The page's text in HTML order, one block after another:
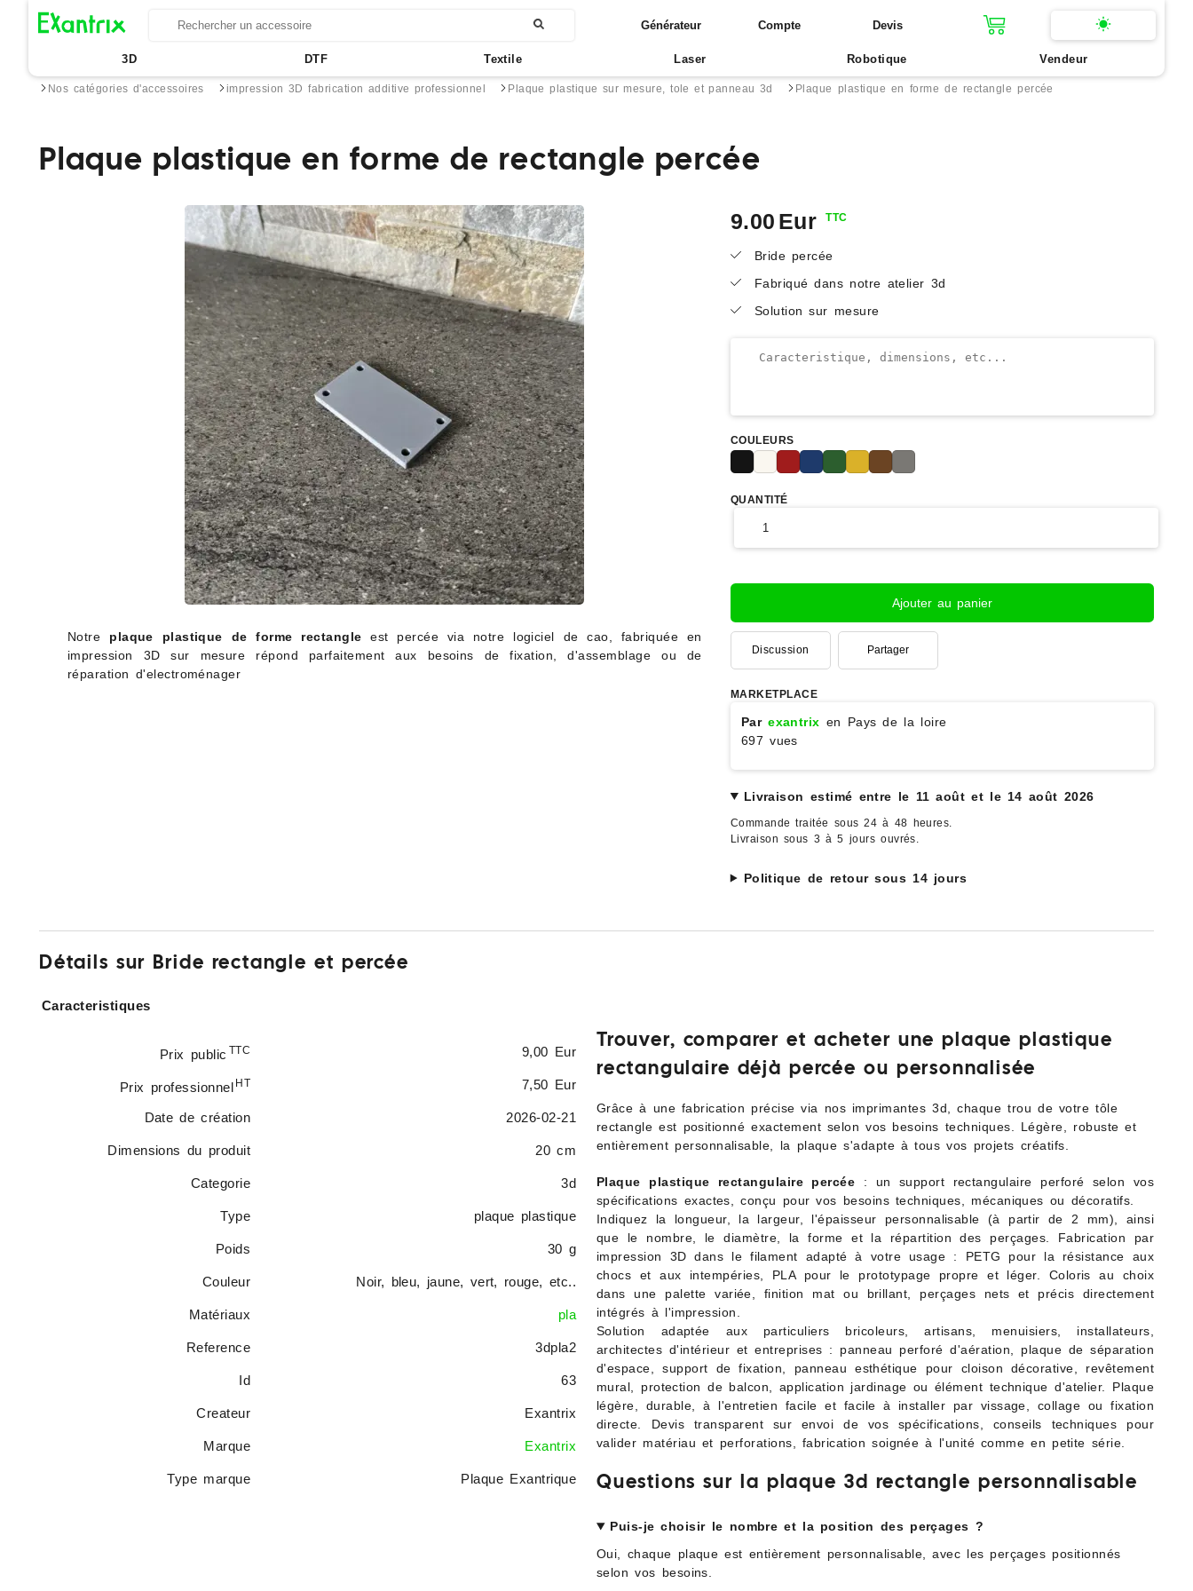
Générateur Compte Devis
3D DTF Textile Laser Robotique Vendeur
Nos catégories d'accessoires impression 3D fabrication additive professionnel Plaque plastique sur mesure, tole et panneau 3d Plaque plastique en forme de rectangle percée
Plaque plastique en forme de rectangle percée
Notre plaque plastique de forme rectangle est percée via notre logiciel de cao, fabriquée en
impression 3D sur mesure répond parfaitement aux besoins de fixation, d'assemblage ou de
réparation d'electroménager
9.00 Eur TTC
Bride percée
Fabriqué dans notre atelier 3d
Solution sur mesure
COULEURS
QUANTITÉ
Ajouter au panier
Discussion Partager
MARKETPLACE
Parexantrix en Pays de la loire
697 vues
Livraison estimé entre le 11 août et le 14 août 2026
Commande traitée sous 24 à 48 heures.
Livraison sous 3 à 5 jours ouvrés.
Politique de retour sous 14 jours
Détails sur Bride rectangle et percée
Caracteristiques
Prix public TTC 9,00 Eur
Prix professionnel HT 7,50 Eur
Date de création 2026-02-21
Dimensions du produit 20 cm
Categorie 3d
Type plaque plastique
Poids 30 g
Couleur Noir, bleu, jaune, vert, rouge, etc..
Matériaux pla
Reference 3dpla2
Id 63
Createur Exantrix
Marque Exantrix
Type marque Plaque Exantrique
Trouver, comparer et acheter une plaque plastique
rectangulaire déjà percée ou personnalisée
Grâce à une fabrication précise via nos imprimantes 3d, chaque trou de votre tôle
rectangle est positionné exactement selon vos besoins techniques. Légère, robuste et
entièrement personnalisable, la plaque s'adapte à tous vos projets créatifs.
Plaque plastique rectangulaire percée : un support rectangulaire perforé selon vos
spécifications exactes, conçu pour vos besoins techniques, mécaniques ou décoratifs.
Indiquez la longueur, la largeur, l'épaisseur personnalisable (à partir de 2 mm), ainsi
que le nombre, le diamètre, la forme et la répartition des perçages. Fabrication par
impression 3D dans le filament adapté à votre usage : PETG pour la résistance aux
chocs et aux intempéries, PLA pour le prototypage propre et léger. Coloris au choix
dans une palette variée, finition mat ou brillant, perçages nets et précis directement
intégrés à l'impression.
Solution adaptée aux particuliers bricoleurs, artisans, menuisiers, installateurs,
architectes d'intérieur et entreprises : panneau perforé d'aération, plaque de séparation
d'espace, support de fixation, panneau esthétique pour cloison décorative, revêtement
mural, protection de balcon, application jardinage ou élément technique d'atelier. Plaque
légère, durable, à l'entretien facile et facile à installer par vissage, collage ou fixation
directe. Devis transparent sur envoi de vos spécifications, conseils techniques pour
valider matériau et perforations, fabrication soignée à l'unité comme en petite série.
Questions sur la plaque 3d rectangle personnalisable
Puis-je choisir le nombre et la position des perçages ?
Oui, chaque plaque est entièrement personnalisable, avec les perçages positionnés
selon vos besoins.